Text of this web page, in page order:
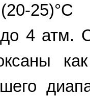
4 атм.